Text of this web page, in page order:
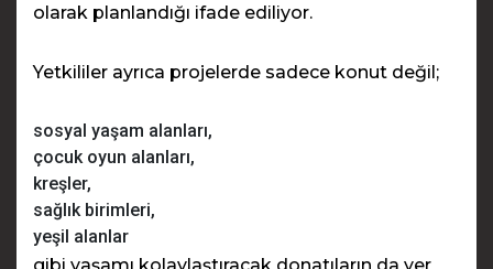
olarak planlandığı ifade ediliyor.
Yetkililer ayrıca projelerde sadece konut değil;
sosyal yaşam alanları,
çocuk oyun alanları,
kreşler,
sağlık birimleri,
yeşil alanlar
gibi yaşamı kolaylaştıracak donatıların da yer